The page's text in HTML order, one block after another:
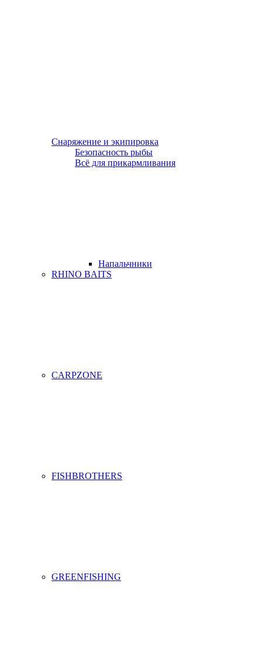
Снаряжение и экипировка
Безопасность рыбы
Всё для прикармливания
Напальчники
RHINO BAITS
CARPZONE
FISHBROTHERS
GREENFISHING